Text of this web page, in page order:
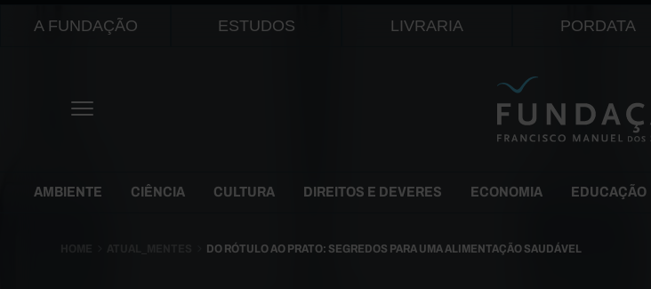
Main navigation
A FUNDAÇÃO ESTUDOS LIVRARIA PORDATA
Themes Menu
AMBIENTE CIÊNCIA CULTURA DIREITOS E DEVERES ECONOMIA EDUCAÇÃO
DO RÓTULO AO PRATO: SEGREDOS PARA UMA ALIMENTAÇÃO SAUDÁVEL